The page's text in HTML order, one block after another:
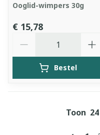
Ooglid-wimpers 30g
€ 15,78
Bestel
Toon